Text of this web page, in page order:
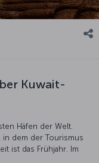
Kuwait-
Häfen der Welt.
in dem der Tourismus
ist das Frühjahr. Im